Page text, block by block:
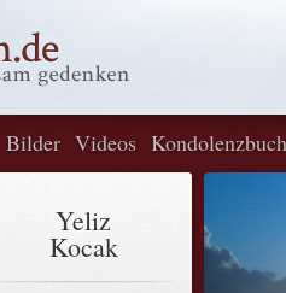
Bilder Videos Kondolenzbuch
Yeliz
Kocak